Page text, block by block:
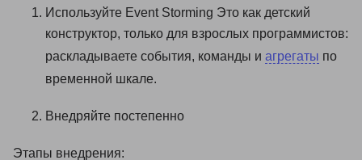
Используйте Event Storming Это как детский
конструктор, только для взрослых программистов:
раскладываете события, команды и агрегаты по
временной шкале.
Внедряйте постепенно
Этапы внедрения: